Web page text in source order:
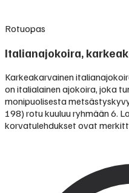
Rotuopas
Italianajokoira,
Karkeakarvainen
on italialainen ajokoira, joka
monipuolisesta
198) rotu kuuluu ryhmään 6.
korvatulehdukset ovat